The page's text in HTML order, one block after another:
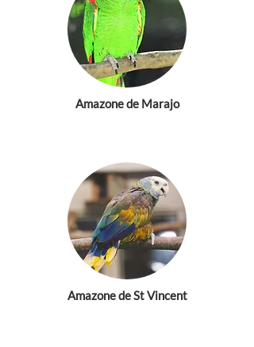
Amazone de Marajo
Amazone de St Vincent